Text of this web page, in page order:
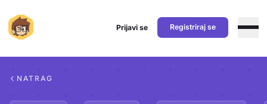
Prijavi se Registriraj se
NATRAG